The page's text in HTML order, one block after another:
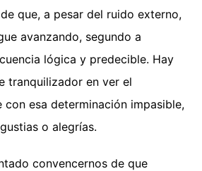
que, a pesar del ruido externo,
avanzando, segundo a
lógica y predecible. Hay
tranquilizador en ver el
con esa determinación impasible,
o alegrías.
convencernos de que